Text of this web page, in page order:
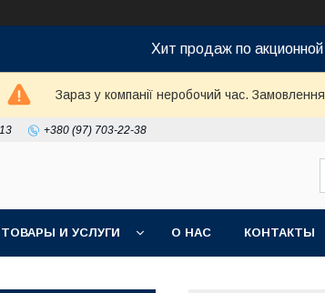
Хит продаж по
Зараз у компанії неробочий час.
+380 (97) 703-22-38
ТОВАРЫ И УСЛУГИ О НАС КОНТАКТЫ